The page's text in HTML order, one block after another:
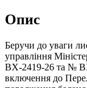
Опис
Беручи до уваги
управління
ВХ-2419-26 та №
включення до